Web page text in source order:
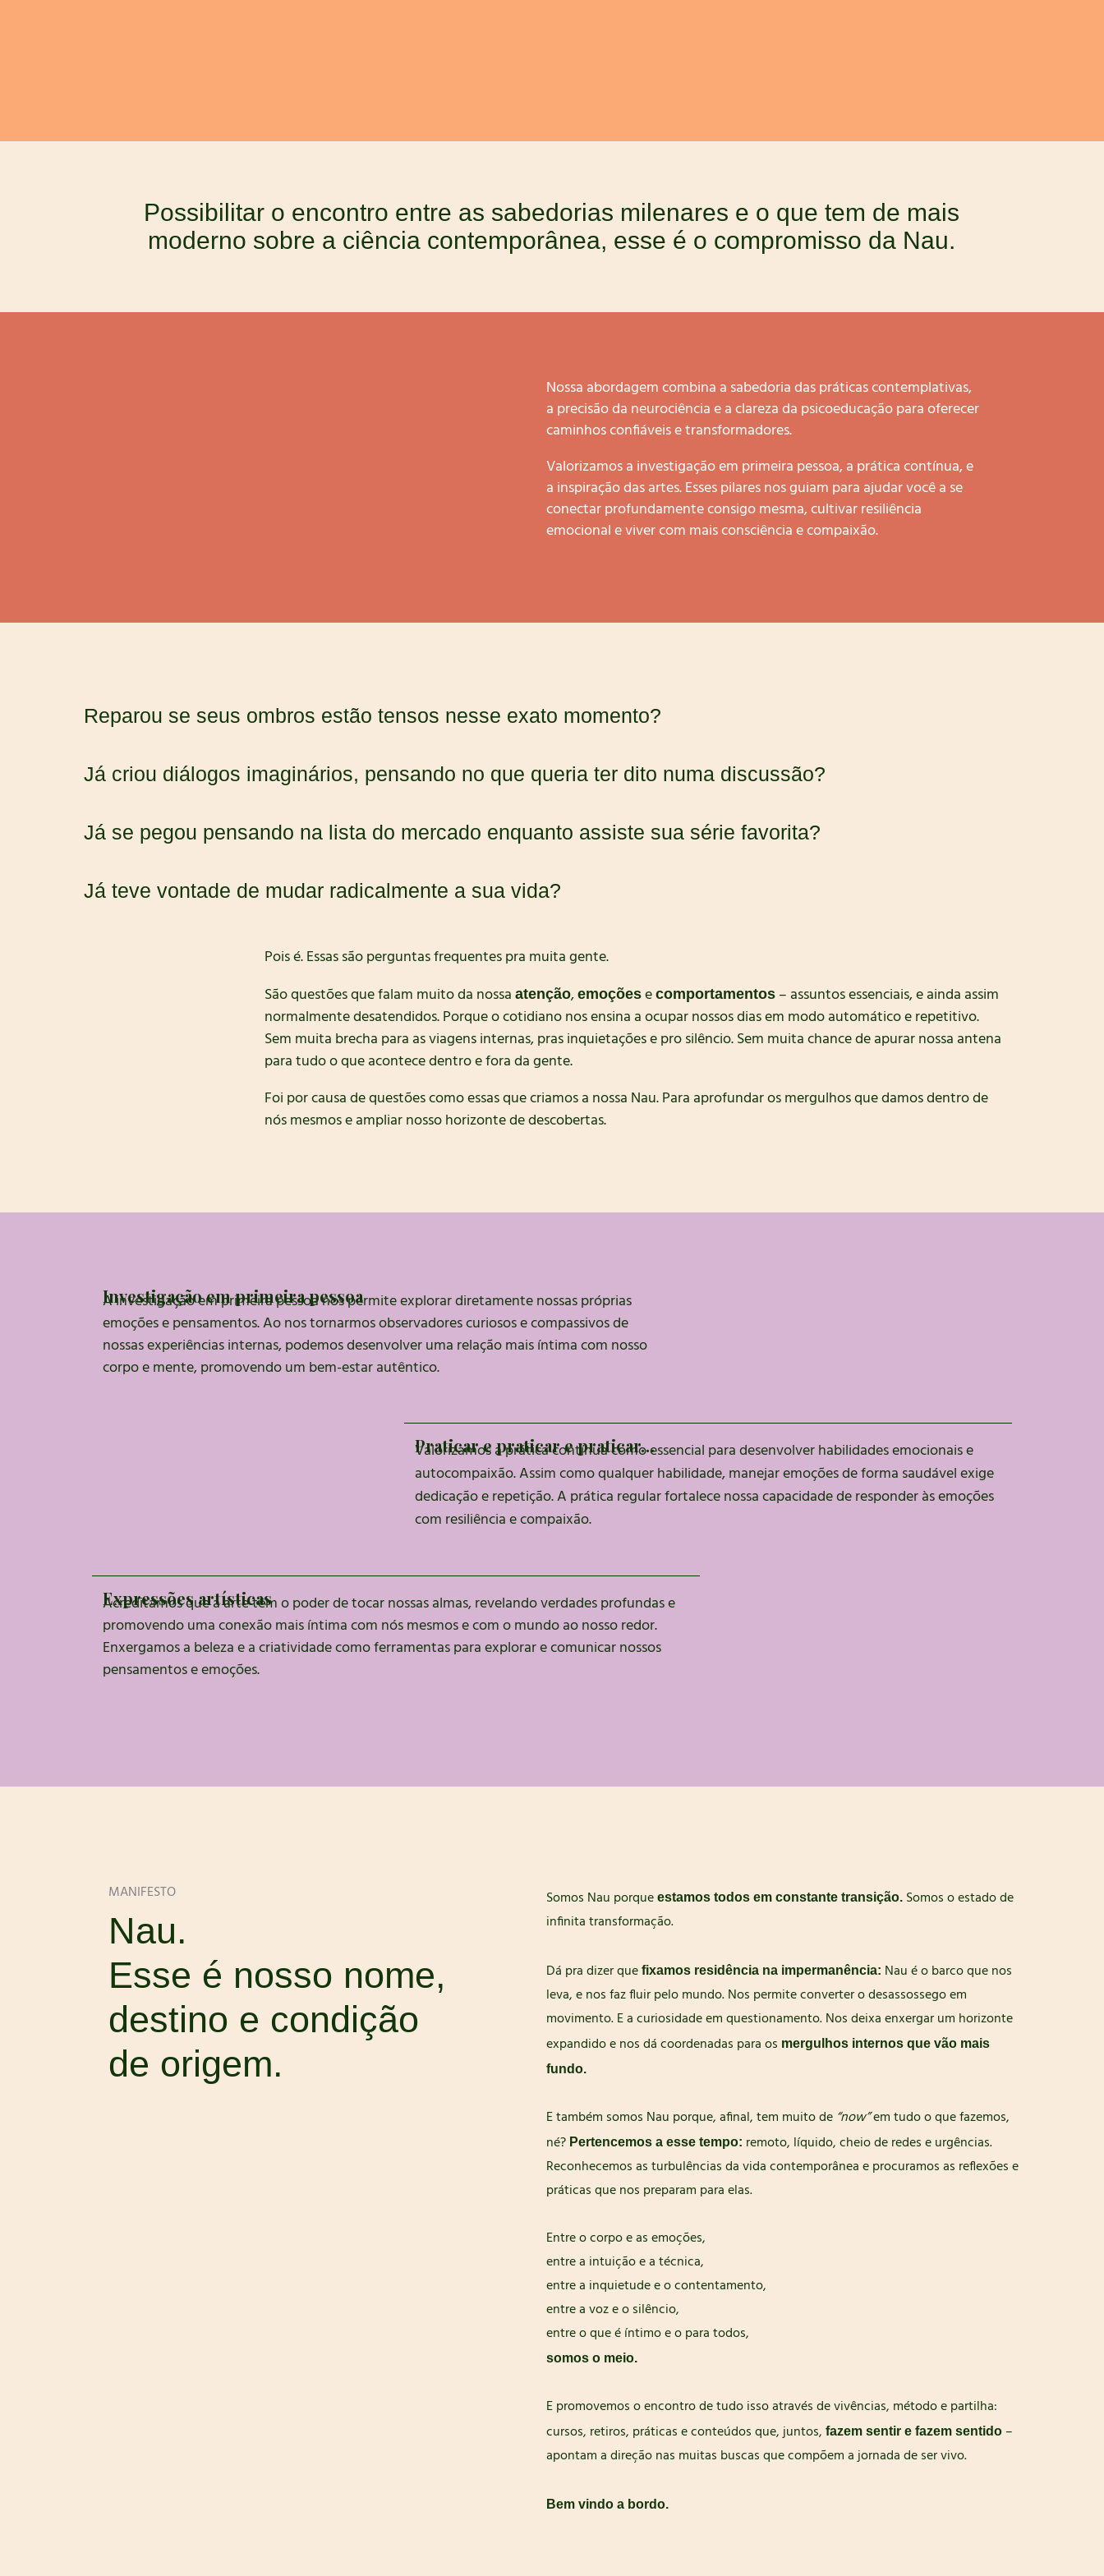
Possibilitar o encontro entre as sabedorias milenares e o que tem de mais
moderno sobre a ciência contemporânea, esse é o compromisso da Nau.
Nossa abordagem combina a sabedoria das práticas contemplativas,
a precisão da neurociência e a clareza da psicoeducação para oferecer
caminhos confiáveis e transformadores.
Valorizamos a investigação em primeira pessoa, a prática contínua, e
a inspiração das artes. Esses pilares nos guiam para ajudar você a se
conectar profundamente consigo mesma, cultivar resiliência
emocional e viver com mais consciência e compaixão.
Reparou se seus ombros estão tensos nesse exato momento?
Já criou diálogos imaginários, pensando no que queria ter dito numa discussão?
Já se pegou pensando na lista do mercado enquanto assiste sua série favorita?
Já teve vontade de mudar radicalmente a sua vida?
Pois é. Essas são perguntas frequentes pra muita gente.
São questões que falam muito da nossaatenção,emoções ecomportamentos – assuntos essenciais, e ainda assim
normalmente desatendidos. Porque o cotidiano nos ensina a ocupar nossos dias em modo automático e repetitivo.
Sem muita brecha para as viagens internas, pras inquietações e pro silêncio. Sem muita chance de apurar nossa antena
para tudo o que acontece dentro e fora da gente.
Foi por causa de questões como essas que criamos a nossa Nau. Para aprofundar os mergulhos que damos dentro de
nós mesmos e ampliar nosso horizonte de descobertas.
Investigação em primeira pessoa
A investigação em primeira pessoa nos permite explorar diretamente nossas próprias
emoções e pensamentos. Ao nos tornarmos observadores curiosos e compassivos de
nossas experiências internas, podemos desenvolver uma relação mais íntima com nosso
corpo e mente, promovendo um bem-estar autêntico.
Praticar e praticar e praticar…
Valorizamos a prática contínua como essencial para desenvolver habilidades emocionais e
autocompaixão. Assim como qualquer habilidade, manejar emoções de forma saudável exige
dedicação e repetição. A prática regular fortalece nossa capacidade de responder às emoções
com resiliência e compaixão.
Expressões artísticas
Acreditamos que a arte têm o poder de tocar nossas almas, revelando verdades profundas e
promovendo uma conexão mais íntima com nós mesmos e com o mundo ao nosso redor.
Enxergamos a beleza e a criatividade como ferramentas para explorar e comunicar nossos
pensamentos e emoções.
MANIFESTO
Nau.
Esse é nosso nome,
destino e condição
de origem.
Somos Nau porque estamos todos em constante transição. Somos o estado de
infinita transformação.
Dá pra dizer que fixamos residência na impermanência: Nau é o barco que nos
leva, e nos faz fluir pelo mundo. Nos permite converter o desassossego em
movimento. E a curiosidade em questionamento. Nos deixa enxergar um horizonte
expandido e nos dá coordenadas para os mergulhos internos que vão mais
fundo.
E também somos Nau porque, afinal, tem muito de “now”em tudo o que fazemos,
né? Pertencemos a esse tempo: remoto, líquido, cheio de redes e urgências.
Reconhecemos as turbulências da vida contemporânea e procuramos as reflexões e
práticas que nos preparam para elas.
Entre o corpo e as emoções,
entre a intuição e a técnica,
entre a inquietude e o contentamento,
entre a voz e o silêncio,
entre o que é íntimo e o para todos,
somos o meio.
E promovemos o encontro de tudo isso através de vivências, método e partilha:
cursos, retiros, práticas e conteúdos que, juntos, fazem sentir e fazem sentido –
apontam a direção nas muitas buscas que compõem a jornada de ser vivo.
Bem vindo a bordo.